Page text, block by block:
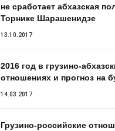
не сработает абхазская
Торнике Шарашенидзе
13.10.2017
2016 год в грузино-
отношениях и прогноз на
14.03.2017
Грузино-российские